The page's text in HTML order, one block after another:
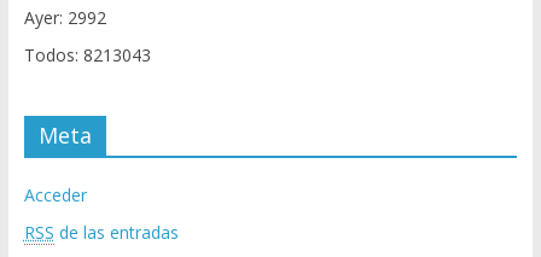
Ayer: 2992
Todos: 8213043
Meta
Acceder
RSS de las entradas